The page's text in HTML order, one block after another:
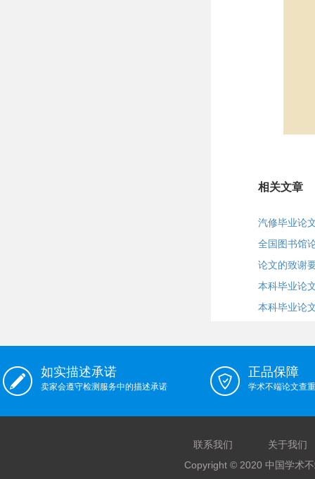
相关文章
汽修毕业论
全国图书馆
论文的致谢
本科毕业论
本科毕业论
如实描述承诺
卖家会遵守检测服务中的描述承诺
正品保障
学术不端论文查
联系我们
关于我们
Copyright © 2020 中国学术